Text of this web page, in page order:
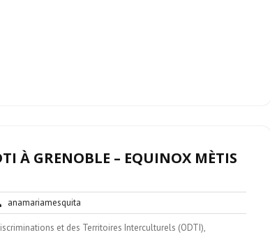
À GRENOBLE – EQUINOX MÈTIS
anamariamesquita
et des Territoires Interculturels (ODTI),